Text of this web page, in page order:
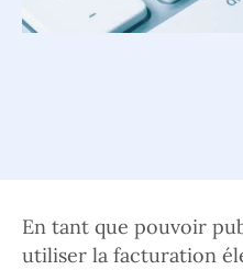
En tant que pouvoir
utiliser la facturation